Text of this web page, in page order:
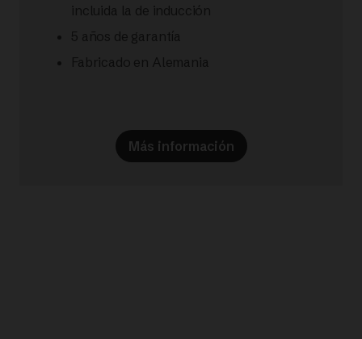
incluida la de inducción
5 años de garantía
Fabricado en Alemania
Más información